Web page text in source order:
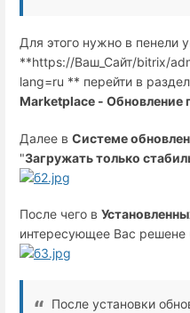
Для этого нужно в пенели
**https://Ваш_Сайт/bitrix/
lang=ru ** перейти в раздел
Marketplace - Обновление
Далее в Cистеме
"Загружать только
После чего в
интересующее Вас решене
После установки